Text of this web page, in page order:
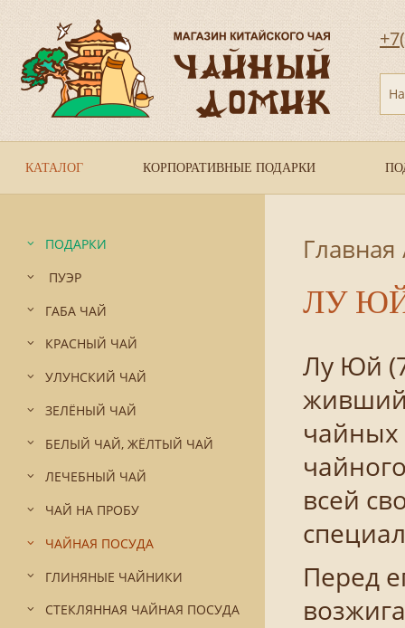
КАТАЛОГ КОРПОРАТИВНЫЕ ПОДАРКИ
ПОДАРКИ
ПУЭР
ГАБА ЧАЙ
КРАСНЫЙ ЧАЙ
УЛУНСКИЙ ЧАЙ
ЗЕЛЁНЫЙ ЧАЙ
БЕЛЫЙ ЧАЙ, ЖЁЛТЫЙ ЧАЙ
ЛЕЧЕБНЫЙ ЧАЙ
ЧАЙ НА ПРОБУ
ЧАЙНАЯ ПОСУДА
ГЛИНЯНЫЕ ЧАЙНИКИ
СТЕКЛЯННАЯ ЧАЙНАЯ ПОСУДА
Главная
ЛУ
Лу Юй
живший
чайных
всей
Перед